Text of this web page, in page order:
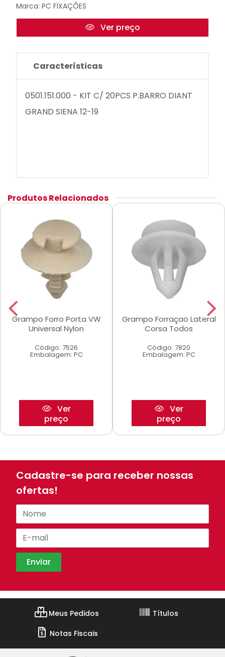
Marca: PC FIXAÇÕES
Ver preço
Características
0501.151.000 - KIT C/ 20PCS P.BARRO DIANT
GRAND SIENA 12-19
Produtos Relacionados
Grampo Forro Porta VW
Universal Nylon
Código: 7526
Embalagem: PC
Ver
preço
Grampo Forraçao Lateral
Corsa Todos
Código: 7820
Embalagem: PC
Ver
preço
Cadastre-se para receber nossas
ofertas!
Meus Pedidos
Títulos
Notas Fiscais